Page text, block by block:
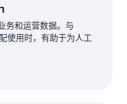
务和运营数据。与
使用时，有助于为人工